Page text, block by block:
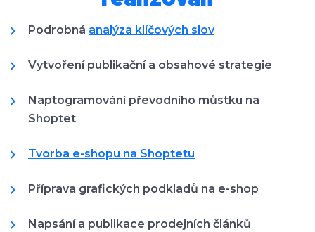
Podrobná analýza klíčových slov
Vytvoření publikační a obsahové strategie
Naptogramování převodního můstku na
Shoptet
Tvorba e-shopu na Shoptetu
Příprava grafických podkladů na e-shop
Napsání a publikace prodejních článků